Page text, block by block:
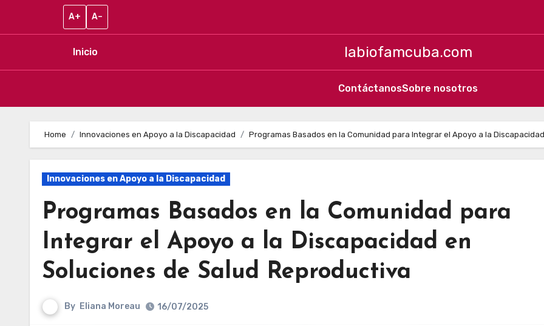
A+ A–
Inicio labiofamcuba.com
ContáctanosSobre nosotros
Home Innovaciones en Apoyo a la Discapacidad Programas Basados en la Comunidad para Integrar el Apoyo a la
Innovaciones en Apoyo a la Discapacidad
Programas Basados en la Comunidad para
Integrar el Apoyo a la Discapacidad en
Soluciones de Salud Reproductiva
By Eliana Moreau 16/07/2025